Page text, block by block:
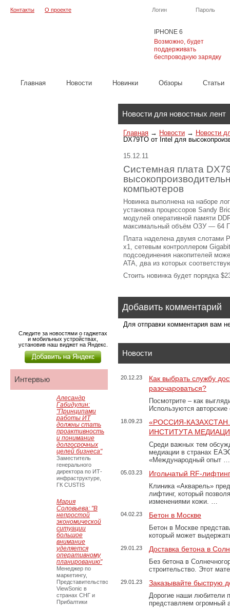
IPHONE 6
Возможно, будет
поддерживать
беспроводную зарядку
Логин Пароль
Контакты О проекте
Главная Новости Новинки Обзоры Cтатьи
Новости для новостных лент
Главная → Новости → Новости
DX79TO от Intel для
15.12.11
Системная плата
компьютеров
Новинка выполнена на наборе
установка процессоров Sandy
модулей оперативной памяти
максимальный объём ОЗУ — 64
Плата наделена двумя слотами
x1, сетевым контроллером
подсоединения накопителей
ATA, два из которых
Стоить новинка будет порядка
Добавить комментарий
Для отправки комментария вам
Новости
20.12.23
Как выбрать службу
разочароваться?
Посмотрите – как
Используются
18.09.23
«РОССИЯ-
ИНСТИТУТА
Среди важных тем
медиации в странах
«Международный опыт …
05.03.23 Игольчатый RF-
Клиника «Акварель»
лифтинг, который
изменениями кожи. …
04.02.23 Бетон в Москве
Бетон в Москве
который может
29.01.23 Доставка бетона в
Без бетона в
строительство. Этот
29.01.23 Заказывайте быструю
Дорогие наши любители
представляем огромный
Следите за новостями о гаджетах
и мобильных устройствах,
установив наш виджет на Яндекс.
Интервью
Алесандр
Габидулин:
"Принципами
работы ИТ
должны стать
проактивность
и понимание
долгосрочных
целей бизнеса"
Заместитель
генерального
директора по ИТ-
инфраструктуре,
ГК CUSTIS
Мария
Соловьева: "В
непростой
экономической
ситуации
большое
внимание
уделяется
оперативному
планированию"
Менеджер по
маркетингу,
Представительство
ViewSonic в
странах СНГ и
Прибалтики